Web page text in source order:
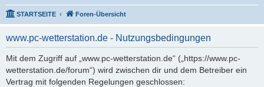
STARTSEITE Foren-Übersicht
www.pc-wetterstation.de - Nutzungsbedingungen
Mit dem Zugriff auf „www.pc-wetterstation.de“ („https://www.pc-
wetterstation.de/forum“) wird zwischen dir und dem Betreiber ein
Vertrag mit folgenden Regelungen geschlossen: